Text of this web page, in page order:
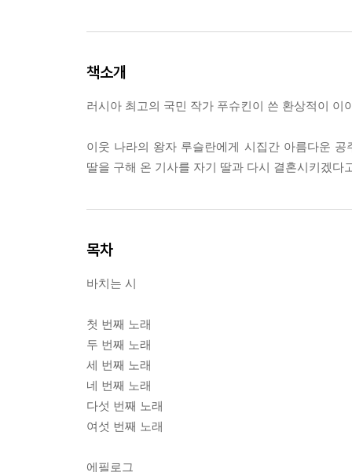
책소개
러시아 최고의 국민 작가 푸슈킨이 쓴 환상적이
이웃 나라의 왕자 루슬란에게 시집간 아름다운
딸을 구해 온 기사를 자기 딸과 다시 결혼시키겠
목차
바치는 시
첫 번째 노래
두 번째 노래
세 번째 노래
네 번째 노래
다섯 번째 노래
여섯 번째 노래
에필로그